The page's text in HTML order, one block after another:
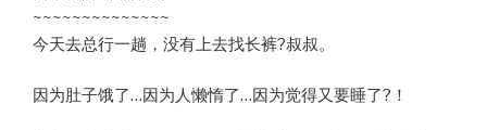
~~~~~~~~~~~~~~
今天去总行一趟，没有上去找长裤?叔叔。
因为肚子饿了…因为人懒惰了…因为觉得又要睡了?！